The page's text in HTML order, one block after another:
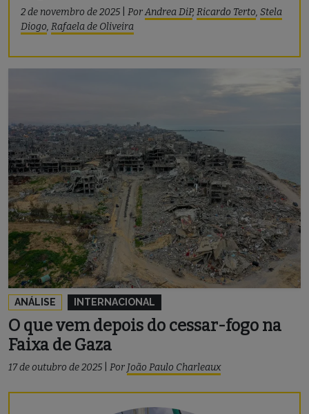
2 de novembro de 2025 PorAndrea DiP, Ricardo Terto, Stela
Diogo, Rafaela de Oliveira
ANÁLISE INTERNACIONAL
O que vem depois do cessar-fogo na
Faixa de Gaza
17 de outubro de 2025 Por João Paulo Charleaux